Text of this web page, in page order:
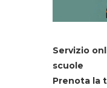
Servizio
scuole
Prenota la